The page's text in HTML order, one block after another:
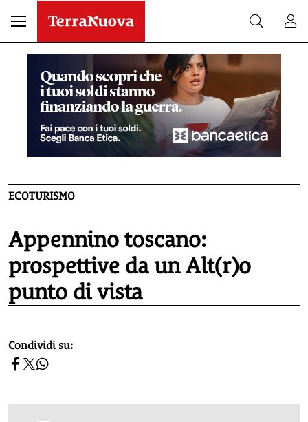
ECOTURISMO
Appennino toscano:
prospettive da un Alt(r)o
punto di vista
homepage h2
Condividi su: